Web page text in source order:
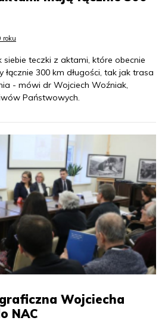
roku
teczki z aktami, które obecnie
łącznie 300 km długości, tak jak trasa
- mówi dr Wojciech Woźniak,
Państwowych.
Wojciecha
NAC